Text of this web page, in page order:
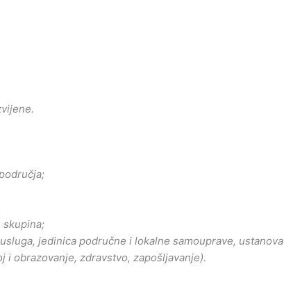
jedinica područne i lokalne samouprave, ustanova
obrazovanje, zdravstvo, zapošljavanje).